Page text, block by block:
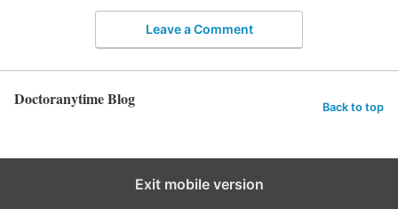
Leave a Comment
Doctoranytime Blog Back to top
Exit mobile version